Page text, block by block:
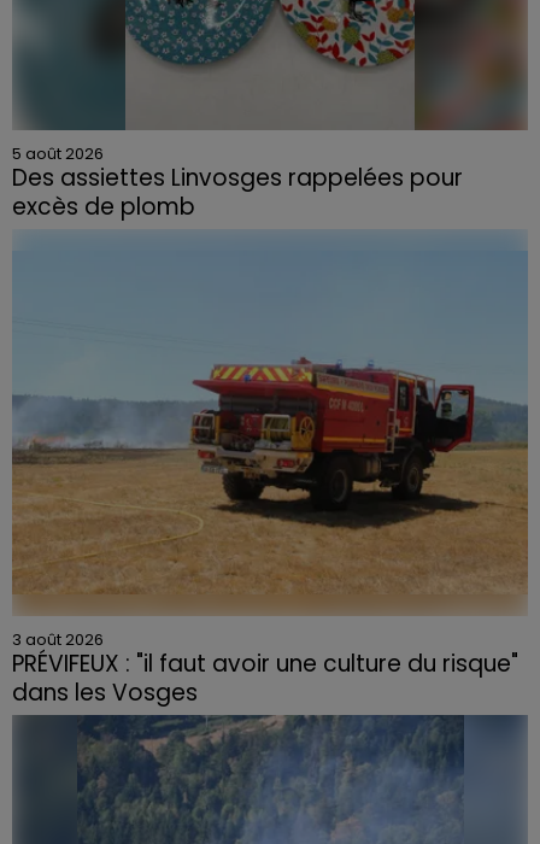
5 août 2026
Des assiettes Linvosges rappelées pour
excès de plomb
Du plomb a été détecté dans deux assiettes en
3 août 2026
PRÉVIFEUX : "il faut avoir une culture du risque"
dans les Vosges